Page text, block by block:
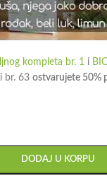
kompleta br. 1 i
br. 63 ostvarujete 50%
DODAJ U KORPU